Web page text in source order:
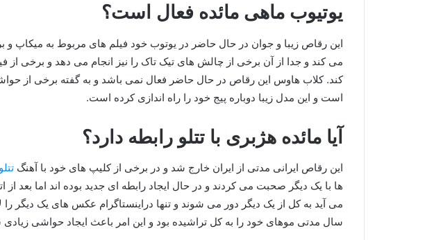
یوتیوب ماهی مائده فعال است؟
این رقاص زیبا و جوان در حال حاضر در یوتوب خود فیلم های مربوط به میکاپ و
می کند و جدا از آن برخی از چالش های تیک تاک را نیز انجام می دهد و برخی از
کند. کلاب هاوس این رقاص در حال حاضر فعال نمی باشد و به گفته برخی از
است و این مدل زیبا دوباره پیج خود را راه اندازی کرده است.
آیا مائده هژبری با تتلو رابطه دارد؟
این رقاص ایرانی مدتی از ایران خارج شد و در برخی از کلیپ های خود با آهنگ تتلو
ها با یک دیگر صحبت می کردند و در حال ایجاد رابطه ای جدید بوده اند اما بعد از
می آید به کل از یک دیگر دور می شوند و تنها دراینستاگرام عکس های یک دیگر
سال مدتی موهای خود را به کل تراشیده بود و این امر باعث ایجاد حواشی